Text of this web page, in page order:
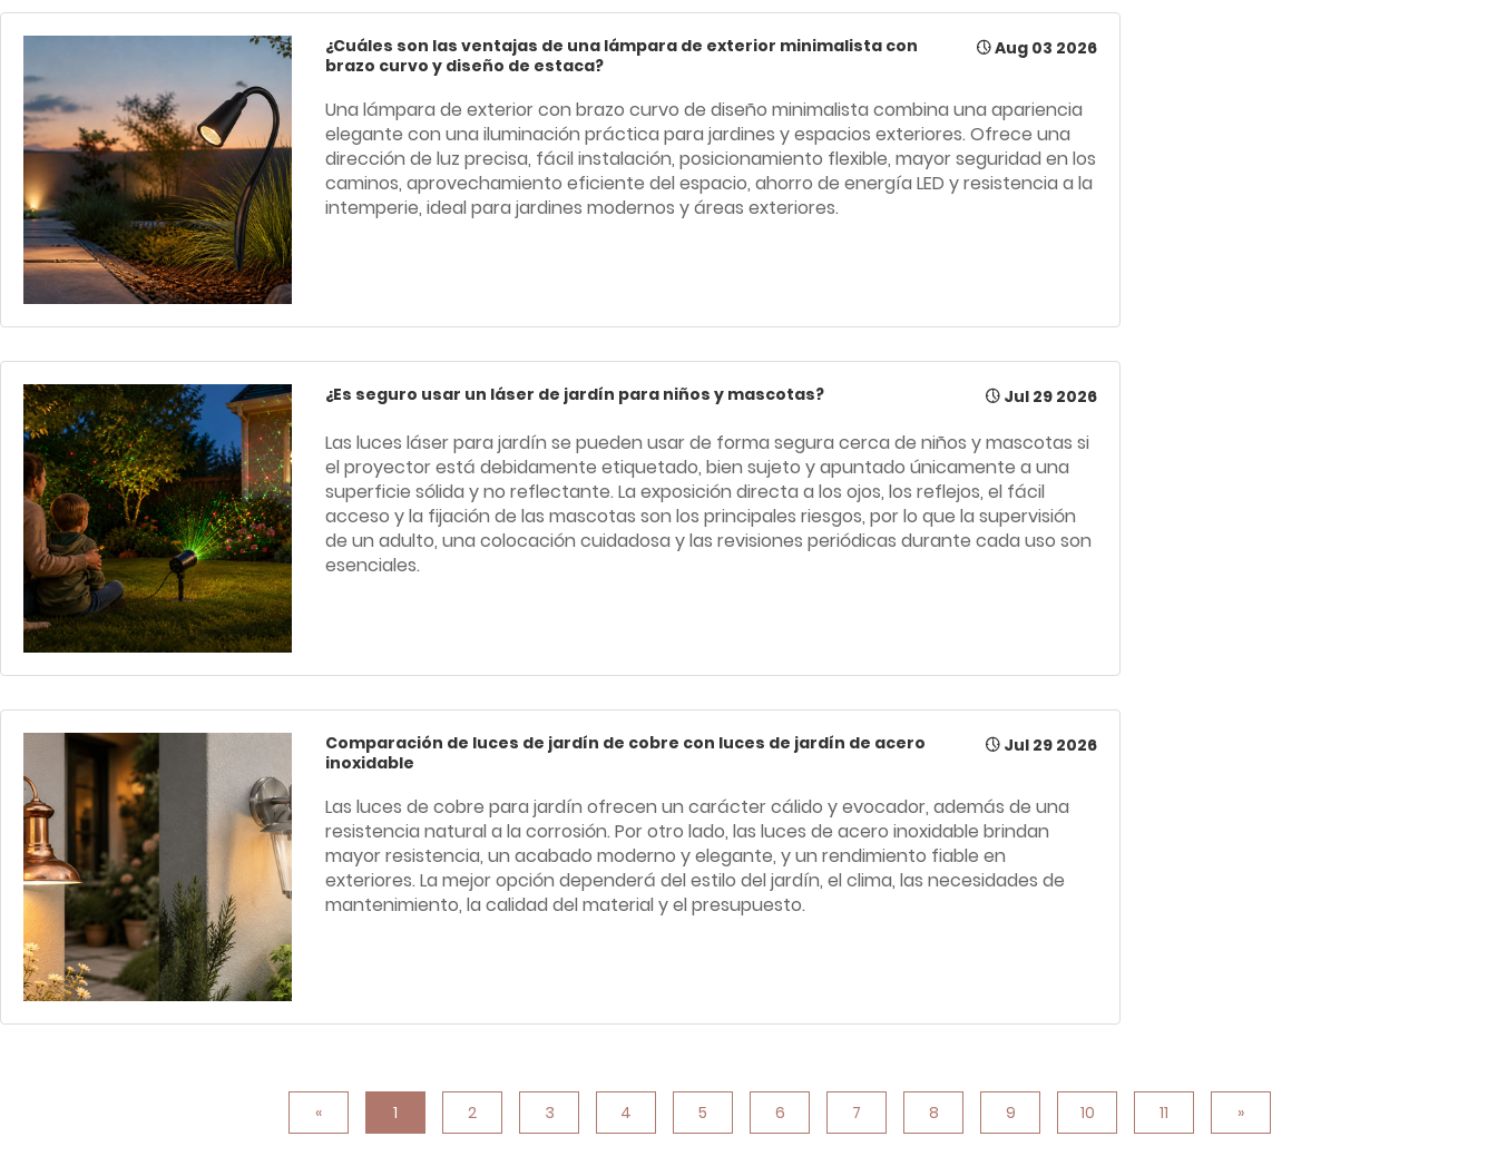
¿Cuáles son las ventajas de una lámpara de exterior minimalista con
brazo curvo y diseño de estaca?
Aug 03 2026
Una lámpara de exterior con brazo curvo de diseño minimalista combina una apariencia
elegante con una iluminación práctica para jardines y espacios exteriores. Ofrece una
dirección de luz precisa, fácil instalación, posicionamiento flexible, mayor seguridad en los
caminos, aprovechamiento eficiente del espacio, ahorro de energía LED y resistencia a la
intemperie, ideal para jardines modernos y áreas exteriores.
¿Es seguro usar un láser de jardín para niños y mascotas? Jul 29 2026
Las luces láser para jardín se pueden usar de forma segura cerca de niños y mascotas si
el proyector está debidamente etiquetado, bien sujeto y apuntado únicamente a una
superficie sólida y no reflectante. La exposición directa a los ojos, los reflejos, el fácil
acceso y la fijación de las mascotas son los principales riesgos, por lo que la supervisión
de un adulto, una colocación cuidadosa y las revisiones periódicas durante cada uso son
esenciales.
Comparación de luces de jardín de cobre con luces de jardín de acero
inoxidable
Jul 29 2026
Las luces de cobre para jardín ofrecen un carácter cálido y evocador, además de una
resistencia natural a la corrosión. Por otro lado, las luces de acero inoxidable brindan
mayor resistencia, un acabado moderno y elegante, y un rendimiento fiable en
exteriores. La mejor opción dependerá del estilo del jardín, el clima, las necesidades de
mantenimiento, la calidad del material y el presupuesto.
« 1 2 3 4 5 6 7 8 9 10 11 »